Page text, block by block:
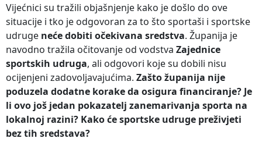
Vijećnici su tražili objašnjenje kako je došlo do ove
situacije i tko je odgovoran za to što sportaši i sportske
udruge neće dobiti očekivana sredstva. Županija je
navodno tražila očitovanje od vodstva Zajednice
sportskih udruga, ali odgovori koje su dobili nisu
ocijenjeni zadovoljavajućima. Zašto županija nije
poduzela dodatne korake da osigura financiranje? Je
li ovo još jedan pokazatelj zanemarivanja sporta na
lokalnoj razini? Kako će sportske udruge preživjeti
bez tih sredstava?